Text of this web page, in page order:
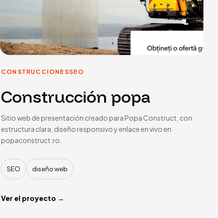
CONSTRUCCIONESSEO
Construcción popa
Sitio web de presentación creado para Popa Construct, con
estructura clara, diseño responsivo y enlace en vivo en
popaconstruct.ro.
SEO diseño web
Ver el proyecto →